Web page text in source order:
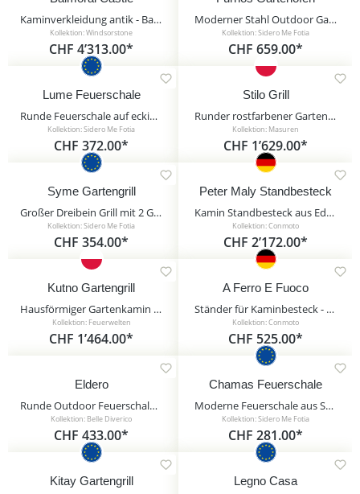
Kaminverkleidung antik - Balmoral Castle / Sand
Kollektion: Windsorstone
CHF 4’313.00*
Moderner Stahl Outdoor Gartenofen als Feuerstelle fur draußen - Furnos Gartenofen
Kollektion: Sidero Me Fotia
CHF 659.00*
Lume Feuerschale
Runde Feuerschale auf eckigem Standfuß - Feuerstelle für draußen - Lume Feuerschale / 60cm
Kollektion: Sidero Me Fotia
CHF 372.00*
Stilo Grill
Runder rostfarbener Gartengrill aus Stahl mit Fach für Holz - Masuria - Stilo Grill / 102x60x60cm (HxBxT) / nein
Kollektion: Masuren
CHF 1’629.00*
Syme Gartengrill
Großer Dreibein Grill mit 2 Grilletagen - Schwenkgrill aus Stahl - Syme Gartengrill / 70cm / Stahl
Kollektion: Sidero Me Fotia
CHF 354.00*
Peter Maly Standbesteck
Kamin Standbesteck aus Edelstahl mit Ledergriff - Peter Maly Standbesteck
Kollektion: Conmoto
CHF 2’172.00*
Kutno Gartengrill
Hausförmiger Gartenkamin aus Stahl mit Grillfunktion und Holzablage - Kutno Gartengrill / Schwarz
Kollektion: Feuerwelten
CHF 1’464.00*
A Ferro E Fuoco
Ständer für Kaminbesteck - schwarz - aus Eisen - A Ferro E Fuoco
Kollektion: Conmoto
CHF 525.00*
Eldero
Runde Outdoor Feuerschale aus Eisen in Rostoptik - Eldero
Kollektion: Belle Diverico
CHF 433.00*
Chamas Feuerschale
Moderne Feuerschale aus Stahl auf zackenförmigem Standfuß - Chamas Feuerschale / 60cm / ohne Abdeckung
Kollektion: Sidero Me Fotia
CHF 281.00*
Kitay Gartengrill Legno Casa